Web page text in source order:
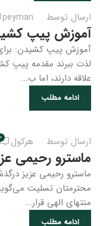
ارسال توسط peyman
آموزش پیپ
آموزش پیپ کشیدن:
لذت ببرند مقدمه پیپ
علاقه دارند، اما ب...
ادامه مطلب
ارسال توسط هرکول 0
ماسترو رحیمی
ماسترو رحیمی عزیز
محترمتان تسلیت
منتهای الهی قرار...
ادامه مطلب